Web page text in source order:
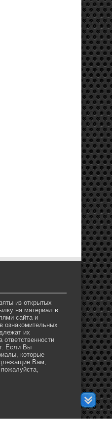
из открытых
на материал в
сайта и
ознакомительных
их
Если Вы
которые
Вам,